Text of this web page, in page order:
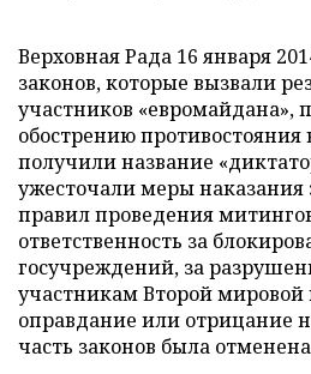
Верховная Рада 16 января
законов, которые вызвали
участников «евромайдана»,
обострению
получили название
ужесточали меры
правил проведения
ответственность за
госучреждений, за
участникам Второй мировой
оправдание или отрицание
часть законов была